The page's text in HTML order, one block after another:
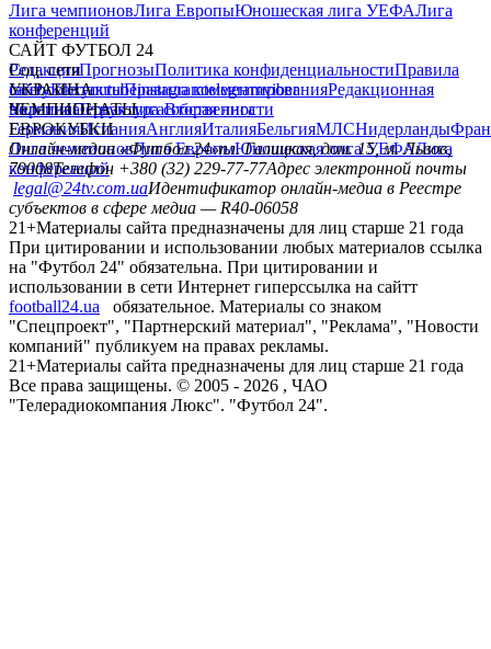
Лига чемпионовЛига ЕвропыЮношеская лига УЕФАЛига
конференций
САЙТ ФУТБОЛ 24
РедакцияПрогнозыПолитика конфиденциальностиПравила
сайтуКонтактыПравила комментированияРедакционная
политикаСтруктура собственности
Соц. сети
facebookxyoutubeinstagramtelegramviber
УКРАИНА
УкраинаПервая лигаВторая лига
ЧЕМПИОНАТЫ
ГерманияИспанияАнглияИталияБельгияМЛСНидерланды
ЕВРОКУБКИ
Лига чемпионовЛига ЕвропыЮношеская лига УЕФАЛига
конференций
Онлайн-медиа «Футбол 24»пл. Галицкая, дом. 15, м. Львов,
79008Телефон +380 (32) 229-77-77Адрес электронной почты
legal@24tv.com.uaИдентификатор онлайн-медиа в Реестре
субъектов в сфере медиа — R40-06058
21+Материалы сайта предназначены для лиц старше 21 года
При цитировании и использовании любых материалов ссылка
на "Футбол 24" обязательна. При цитировании и
использовании в сети Интернет гиперссылка на сайтт
football24.ua
обязательное. Материалы со знаком
"Спецпроект", "Партнерский материал", "Реклама", "Новости
компаний" публикуем на правах рекламы.
21+Материалы сайта предназначены для лиц старше 21 года
Все права защищены. © 2005 - 2026 , ЧАО
"Телерадиокомпания Люкс". "Футбол 24".